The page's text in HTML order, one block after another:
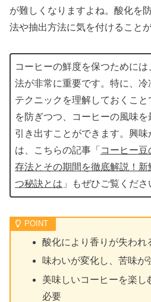
が難しくなりますよね。酸化を
法や抽出方法に気を付けることが
コーヒーの鮮度を保つためには
法が非常に重要です。特に、冷
テクニックを理解しておくこと
を防ぎつつ、コーヒーの風味を
引き出すことができます。興味
は、こちらの記事「 コーヒー豆
存法とその期間を徹底解説！新
つ秘訣とは 」もぜひご覧くださ
酸化により香りが失われ
味わいが変化し、苦味が
美味しいコーヒーを楽し
必要